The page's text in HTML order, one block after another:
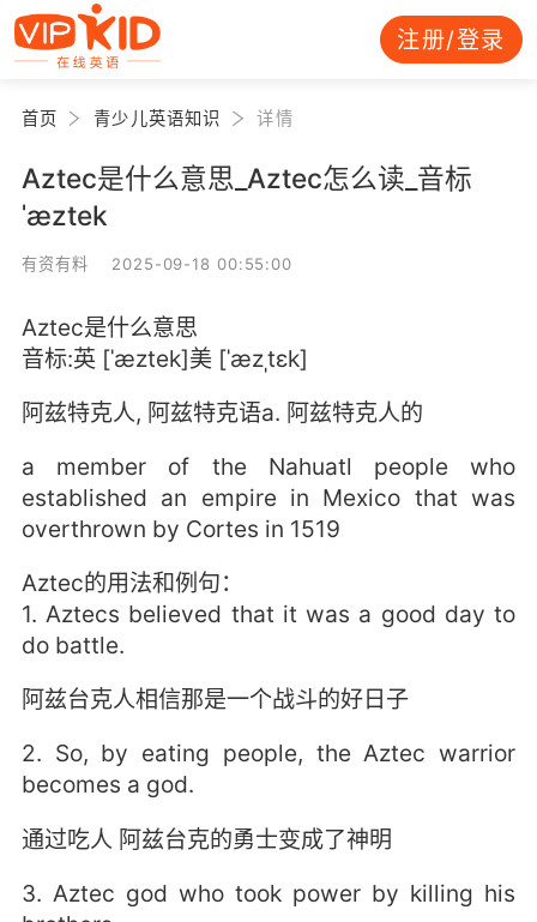
注册/登录
首页 青少儿英语知识 详情
Aztec是什么意思_Aztec怎么读_音标
ˈæztek
有资有料 2025-09-18 00:55:00
Aztec是什么意思
音标:英 [ˈæztek]美 [ˈæzˌtɛk]
阿兹特克人, 阿兹特克语a. 阿兹特克人的
a member of the Nahuatl people who
established an empire in Mexico that was
overthrown by Cortes in 1519
Aztec的用法和例句：
1. Aztecs believed that it was a good day to
do battle.
阿兹台克人相信那是一个战斗的好日子
2. So, by eating people, the Aztec warrior
becomes a god.
通过吃人 阿兹台克的勇士变成了神明
3. Aztec god who took power by killing his